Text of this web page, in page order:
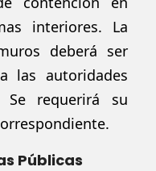
interiores. La
deberá ser
las autoridades
Se requerirá su
Públicas